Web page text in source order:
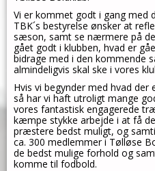
Vi er kommet godt i gang med
TBK´s bestyrelse ønsker at
sæson, samt se nærmere på
gået godt i klubben, hvad er
bidrage med i den kommende
almindeligvis skal ske i vores
Hvis vi begynder med hvad
så har vi haft utroligt mange
vores fantastisk engagerede
kæmpe stykke arbejde i at få
præstere bedst muligt, og
ca. 300 medlemmer i Tølløse
de bedst mulige forhold og
komme til fodbold.